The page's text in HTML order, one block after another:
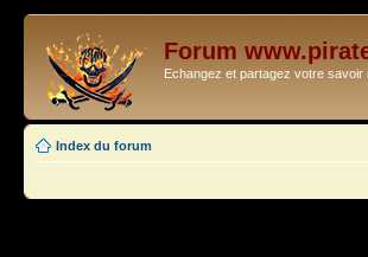
Forum
Echangez et partagez votre
Index du forum